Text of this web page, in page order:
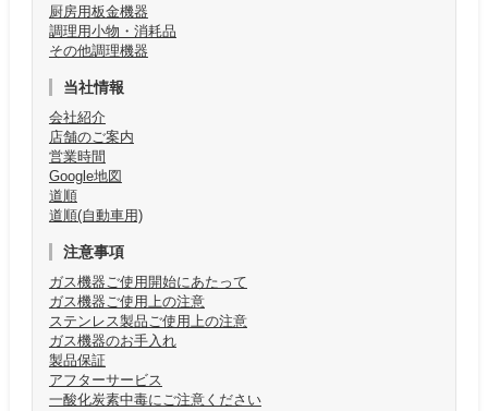
厨房用板金機器
調理用小物・消耗品
その他調理機器
当社情報
会社紹介
店舗のご案内
営業時間
Google地図
道順
道順(自動車用)
注意事項
ガス機器ご使用開始にあたって
ガス機器ご使用上の注意
ステンレス製品ご使用上の注意
ガス機器のお手入れ
製品保証
アフターサービス
一酸化炭素中毒にご注意ください